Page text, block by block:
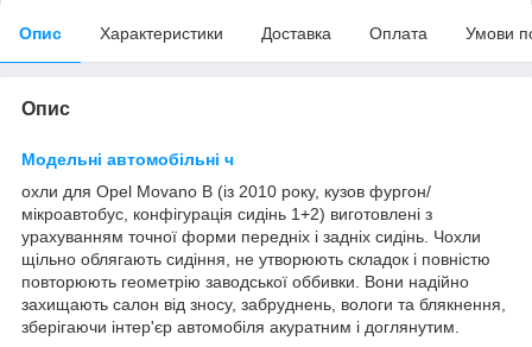
Опис Характеристики Доставка Оплата Умови
Опис
Модельні автомобільні ч
охли для Opel Movano B (із 2010 року, кузов фургон/
мікроавтобус, конфігурація сидінь 1+2) виготовлені з
урахуванням точної форми передніх і задніх сидінь. Чохли
щільно облягають сидіння, не утворюють складок і повністю
повторюють геометрію заводської оббивки. Вони надійно
захищають салон від зносу, забруднень, вологи та блякнення,
зберігаючи інтер'єр автомобіля акуратним і доглянутим.